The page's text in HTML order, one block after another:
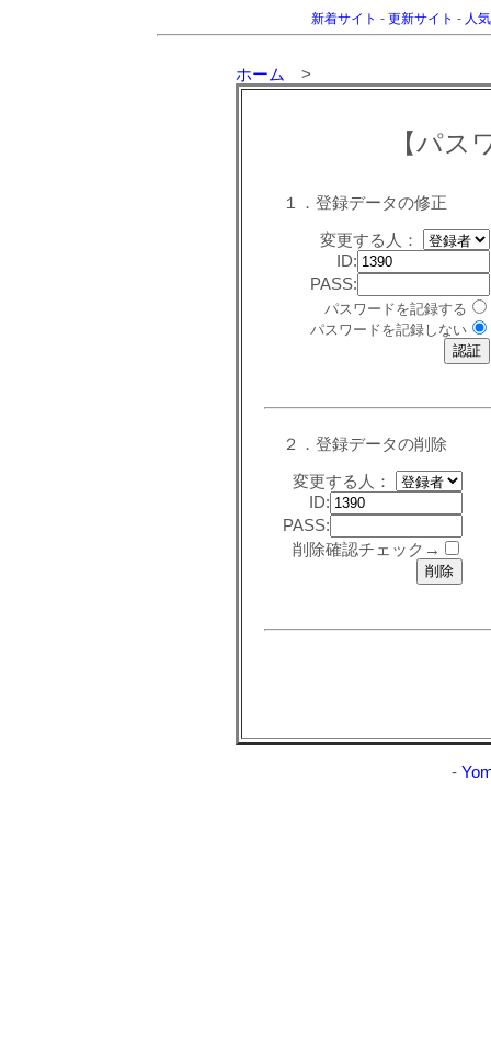
新着サイト - 更新サイト - 人
ホーム >
【パス
１．登録データの修正
変更する人：
ID:
PASS:
パスワードを記録する
パスワードを記録しない
２．登録データの削除
変更する人：
ID:
PASS:
削除確認チェック→
-